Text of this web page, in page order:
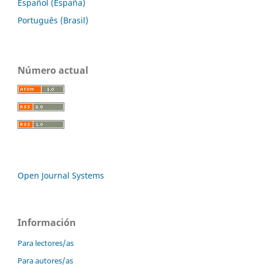
Español (España)
Português (Brasil)
Número actual
Open Journal Systems
Información
Para lectores/as
Para autores/as